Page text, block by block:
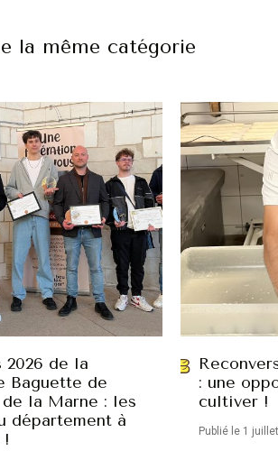
la même catégorie
2026 de la
Baguette de
la Marne : les
département à
!
: une
cultiver !
Publié le 1